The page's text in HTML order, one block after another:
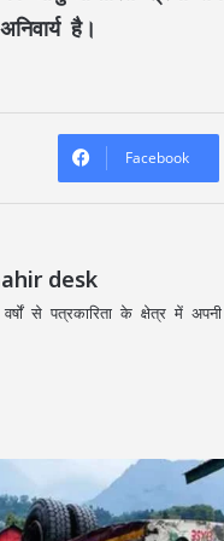
है।
Facebook
desk
से पत्रकारिता के क्षेत्र में